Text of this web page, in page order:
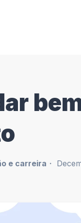
e carreira